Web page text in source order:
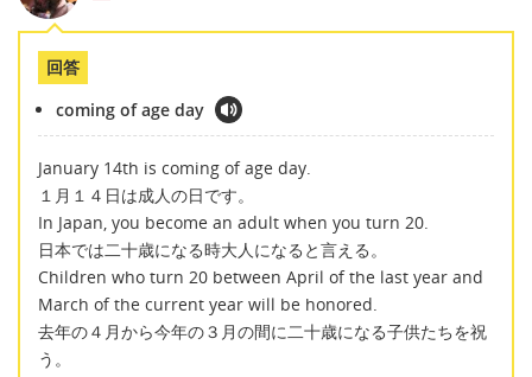
回答
coming of age day
January 14th is coming of age day.
１月１４日は成人の日です。
In Japan, you become an adult when you turn 20.
日本では二十歳になる時大人になると言える。
Children who turn 20 between April of the last year and
March of the current year will be honored.
去年の４月から今年の３月の間に二十歳になる子供たちを祝
う。